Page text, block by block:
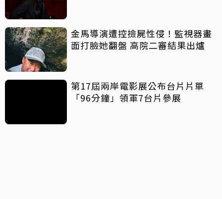
金馬導演遭控撿屍性侵！監視器畫
面打臉她翻盤 高院二審結果出爐
第17屆兩岸電影展公布台片片單
「96分鐘」領軍7台片參展